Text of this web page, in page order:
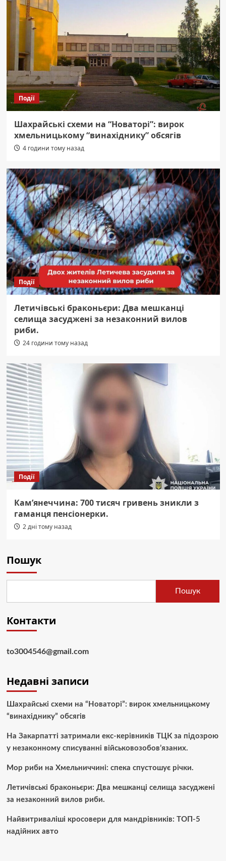
Події
Шахрайські схеми на “Новаторі”: вирок
хмельницькому “винахіднику” обсягів
4 години тому назад
Події
Летичівські браконьєри: Два мешканці
селища засуджені за незаконний вилов
риби.
24 години тому назад
Події
Кам’янеччина: 700 тисяч гривень зникли з
гаманця пенсіонерки.
2 дні тому назад
Пошук
Пошук
Контакти
to3004546@gmail.com
Недавні записи
Шахрайські схеми на “Новаторі”: вирок хмельницькому
“винахіднику” обсягів
На Закарпатті затримали екс-керівників ТЦК за підозрою
у незаконному списуванні військовозобов’язаних.
Мор риби на Хмельниччині: спека спустошує річки.
Летичівські браконьєри: Два мешканці селища засуджені
за незаконний вилов риби.
Найвитриваліші кросовери для мандрівників: ТОП-5
надійних авто